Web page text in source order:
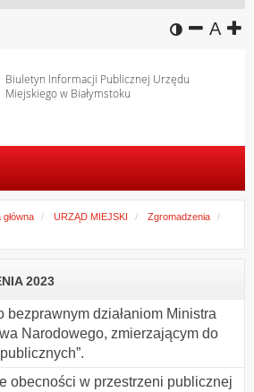
wersja
A
Biuletyn Informacji Publicznej Urzędu
Miejskiego w Białymstoku
URZĄD MIEJSKI
Zgromadzenia
2023
bezprawnym działaniom Ministra
Narodowego, zmierzającym do
obecności w przestrzeni publicznej